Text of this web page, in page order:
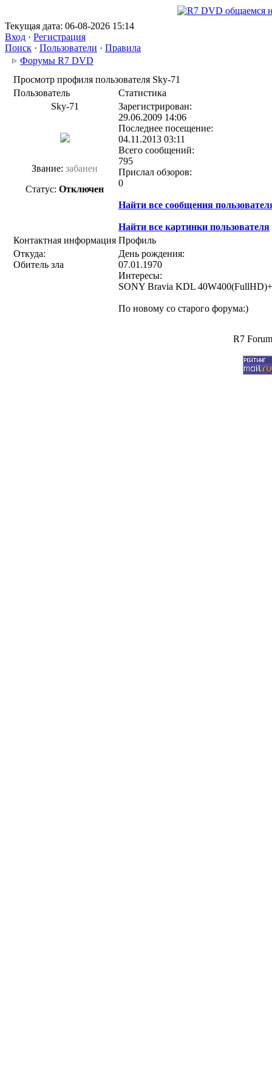
Текущая дата: 06-08-2026 15:14
Вход · Регистрация
Поиск · Пользователи · Правила
Форумы R7 DVD
Просмотр профиля пользователя Sky-71
Пользователь
Статистика
Sky-71
Звание: забанен
Статус: Отключен
Зарегистрирован:
29.06.2009 14:06
Последнее посещение:
04.11.2013 03:11
Всего сообщений:
795
Прислал обзоров:
0
Найти все сообщения
Найти все картинки пользователя
Контактная информация Профиль
Откуда:
Обитель зла
День рождения:
07.01.1970
Интересы:
SONY Bravia KDL
По новому со старого форума:)
R7